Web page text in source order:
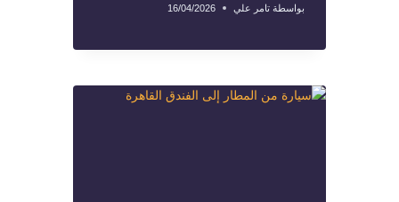
بواسطة تامر علي 16/04/2026